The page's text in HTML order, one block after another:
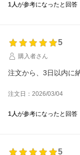
1人が参考になったと回答
5
購入者さん
注文から、3日以内に
注文日：2026/03/04
1人が参考になったと回答
5